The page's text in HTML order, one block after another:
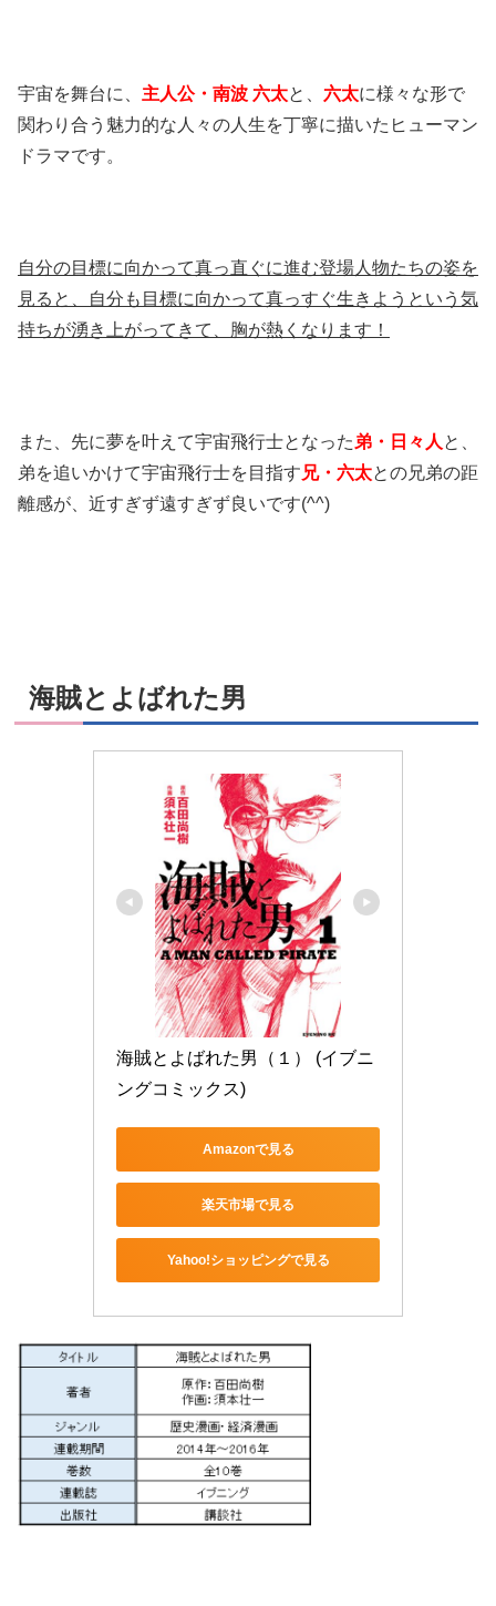
宇宙を舞台に、 主人公・南波 六太と、 六太に様々な形で
関わり合う魅力的な人々の人生を丁寧に描いたヒューマン
ドラマです。
自分の目標に向かって真っ直ぐに進む登場人物たちの姿を
見ると、自分も目標に向かって真っすぐ生きようという気
持ちが湧き上がってきて、胸が熱くなります！
また、先に夢を叶えて宇宙飛行士となった 弟・日々人 と、
弟を追いかけて宇宙飛行士を目指す 兄・六太との兄弟の距
離感が、近すぎず遠すぎず良いです(^^)
海賊とよばれた男
海賊とよばれた男（１） (イブニ
ングコミックス)
Amazonで見る
楽天市場で見る
Yahoo!ショッピングで見る